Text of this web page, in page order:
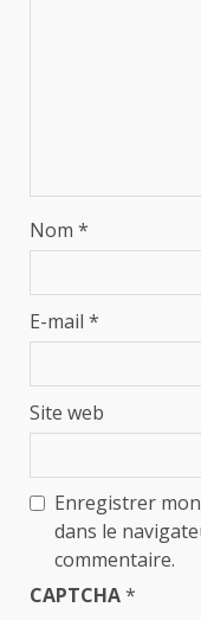
Nom *
E-mail *
Site web
Enregistrer
dans le
commentaire.
CAPTCHA*